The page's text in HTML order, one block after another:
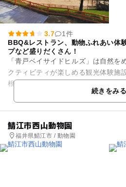
3.7
1件
BBQ&レストラン、動物ふれあい体
プなど盛りだくさん！
「青戸ベイサイドヒルズ」は自然を
クティビティが楽しめる観光体験施
根付きできれいに整備されており、
めます。もちろん食材持ち込...続きをみる
鯖江市西山動物園
福井県鯖江市 / 動物園